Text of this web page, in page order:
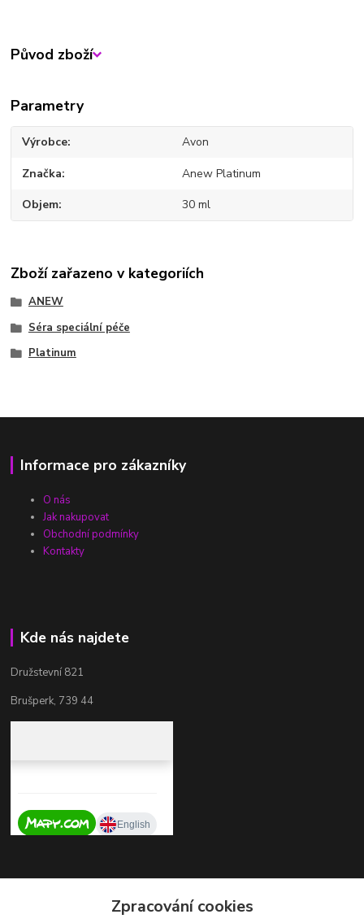
Původ zboží
Parametry
Výrobce Avon
Značka Anew Platinum
Objem 30 ml
Zboží zařazeno v kategoriích
ANEW
Séra speciální péče
Platinum
Informace pro zákazníky
O nás
Jak nakupovat
Obchodní podmínky
Kontakty
Kde nás najdete
Družstevní 821
Brušperk, 739 44
Zpracování cookies